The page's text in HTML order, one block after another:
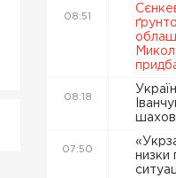
08:51
08:18
07:50
низки